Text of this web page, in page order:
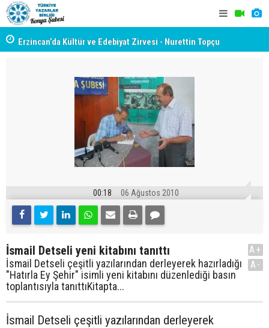
Erzincan’da Kültür ve Edebiyat Zirvesi - Nurettin Topçu
00:18 06 Ağustos 2010
İsmail Detseli yeni kitabını tanıttı
İsmail Detseli çeşitli yazılarından derleyerek hazırladığı
"Hatırla Ey Şehir" isimli yeni kitabını düzenlediği basın
toplantısıyla tanıttıKitapta...
A+
A-
İsmail Detseli çeşitli yazılarından derleyerek